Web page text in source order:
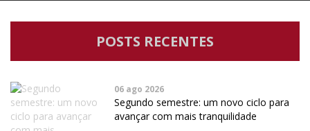
POSTS RECENTES
06 ago 2026
Segundo semestre: um novo ciclo para
avançar com mais tranquilidade